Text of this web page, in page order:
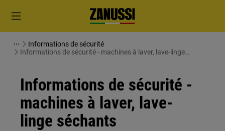
Informations de sécurité
Informations de sécurité - machines à laver, lave-linge
Informations de sécurité -
machines à laver, lave-
linge séchants